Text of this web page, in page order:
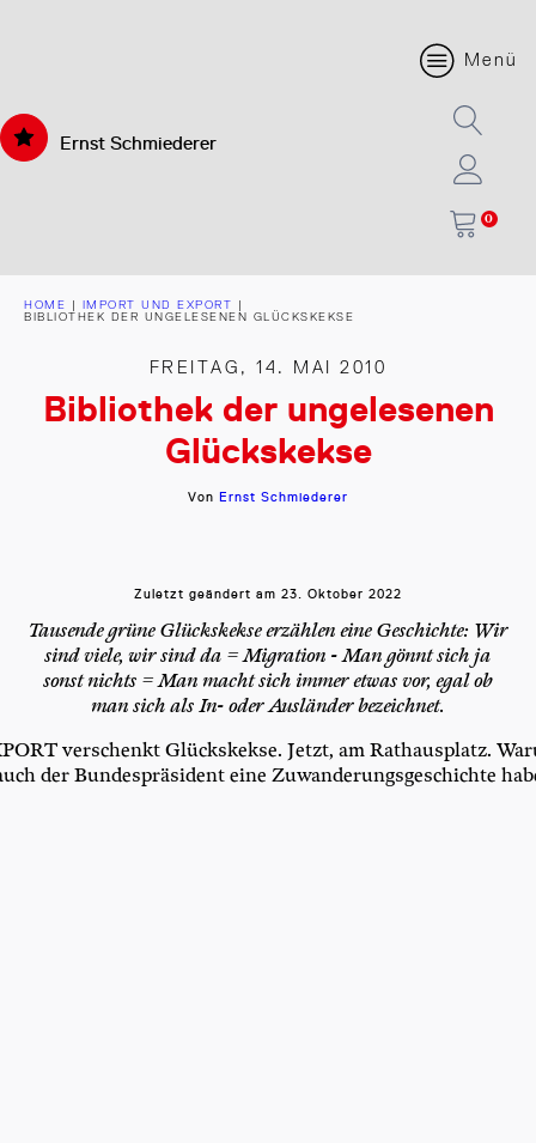
Ernst Schmiederer
Menü
0
HOME | IMPORT UND EXPORT |
BIBLIOTHEK DER UNGELESENEN GLÜCKSKEKSE
FREITAG, 14. MAI 2010
Bibliothek der ungelesenen
Glückskekse
Von Ernst Schmiederer
Zuletzt geändert am 23. Oktober 2022
Tausende grüne Glückskekse erzählen eine Geschichte: Wir
sind viele, wir sind da = Migration - Man gönnt sich ja
sonst nichts = Man macht sich immer etwas vor, egal ob
man sich als In- oder Ausländer bezeichnet.
ver­schenkt Glücks­kek­se. Jetzt, am Rat­haus­platz.
der Bun­des­prä­si­dent eine Zuwan­de­rungs­ge­schich­te